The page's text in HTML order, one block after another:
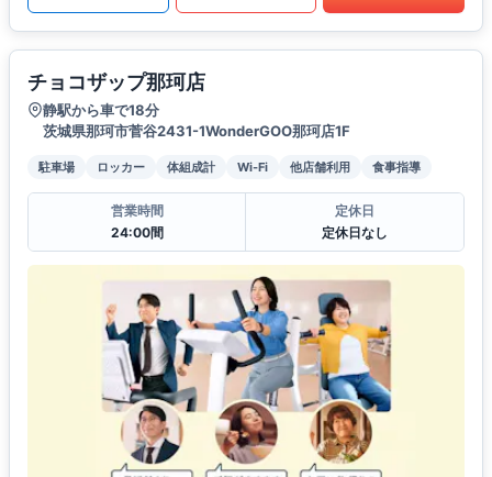
チョコザップ那珂店
静駅から車で18分
茨城県那珂市菅谷2431-1WonderGOO那珂店1F
駐車場 ロッカー 体組成計 Wi-Fi 他店舗利用 食事指導
営業時間
24:00間
定休日
定休日なし